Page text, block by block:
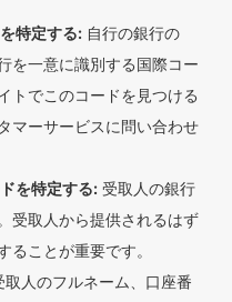
特定する: 自行の銀行の
を一意に識別する国際コー
トでこのコードを見つける
マーサービスに問い合わせ
を特定する: 受取人の銀行
受取人から提供されるはず
ることが重要です。
取人のフルネーム、口座番